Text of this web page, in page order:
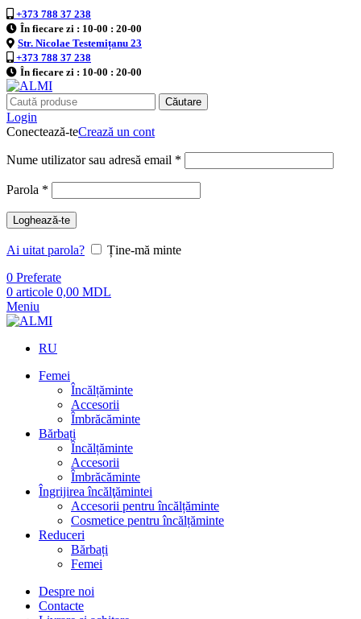
+373 788 37 238
În fiecare zi : 10-00 : 20-00
Str. Nicolae Testemițanu 23
+373 788 37 238
În fiecare zi : 10-00 : 20-00
Căutare
Login
Conectează-teCrează un cont
Nume utilizator sau adresă email *
Parola *
Loghează-te
Ai uitat parola?
Ține-mă minte
0 Preferate
0 articole 0,00 MDL
Meniu
RU
Femei
Încălțăminte
Accesorii
Îmbrăcăminte
Bărbați
Încălțăminte
Accesorii
Îmbrăcăminte
Îngrijirea încălţămintei
Accesorii pentru încălțăminte
Cosmetice pentru încălțăminte
Reduceri
Bărbați
Femei
Despre noi
Contacte